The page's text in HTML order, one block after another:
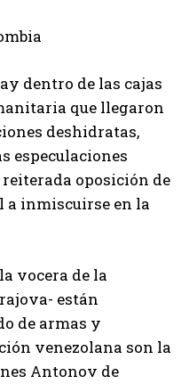
dentro de las cajas
que llegaron
deshidratas,
especulaciones
oposición de
a inmiscuirse en la
vocera de la
están
de armas y
venezolana son la
Antonov de